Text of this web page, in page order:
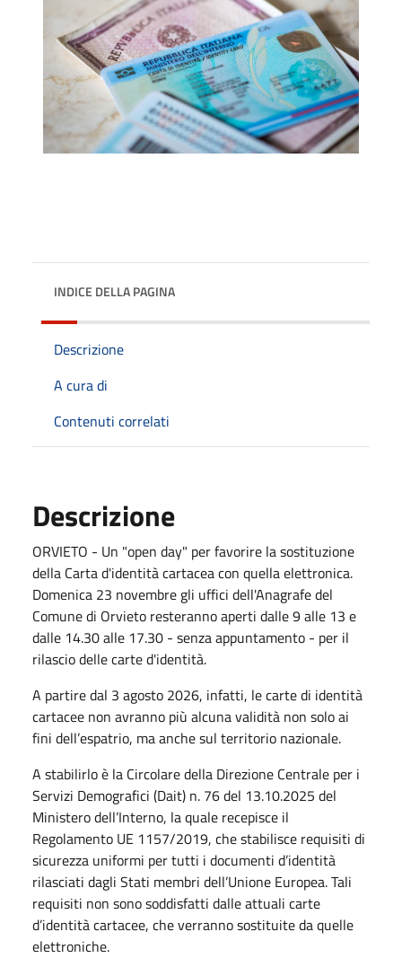
INDICE DELLA PAGINA
Descrizione
A cura di
Contenuti correlati
Descrizione
ORVIETO - Un "open day" per favorire la sostituzione
della Carta d'identità cartacea con quella elettronica.
Domenica 23 novembre gli uffici dell'Anagrafe del
Comune di Orvieto resteranno aperti dalle 9 alle 13 e
dalle 14.30 alle 17.30 - senza appuntamento - per il
rilascio delle carte d'identità.
A partire dal 3 agosto 2026, infatti, le carte di identità
cartacee non avranno più alcuna validità non solo ai
fini dell’espatrio, ma anche sul territorio nazionale.
A stabilirlo è la Circolare della Direzione Centrale per i
Servizi Demografici (Dait) n. 76 del 13.10.2025 del
Ministero dell’Interno, la quale recepisce il
Regolamento UE 1157/2019, che stabilisce requisiti di
sicurezza uniformi per tutti i documenti d’identità
rilasciati dagli Stati membri dell’Unione Europea. Tali
requisiti non sono soddisfatti dalle attuali carte
d’identità cartacee, che verranno sostituite da quelle
elettroniche.